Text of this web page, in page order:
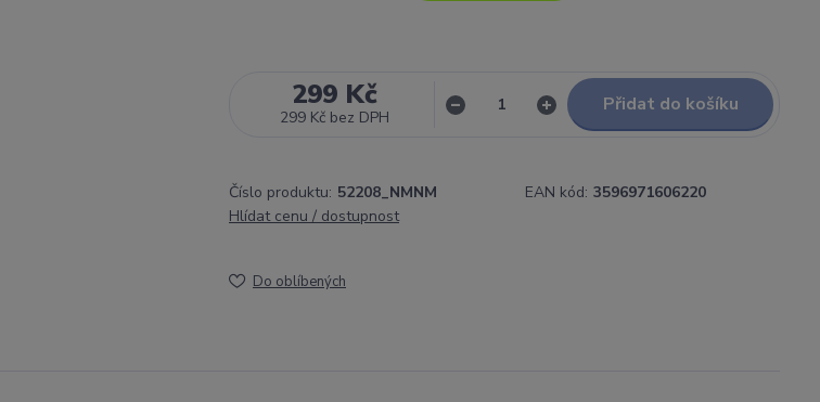
299 Kč
299 Kč bez DPH
Přidat do košíku
Číslo produktu: 52208_NMNM EAN kód: 3596971606220
Hlídat cenu / dostupnost
Do oblíbených